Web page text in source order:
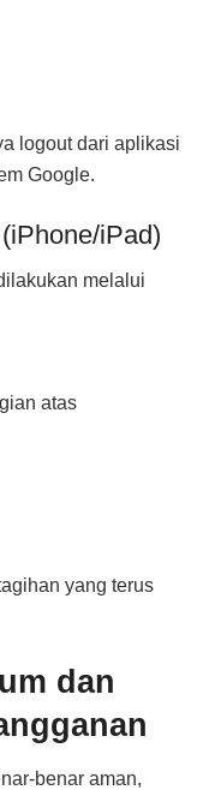
logout dari aplikasi
Google.
iPad)
melalui
atas
yang terus
dan
benar aman,